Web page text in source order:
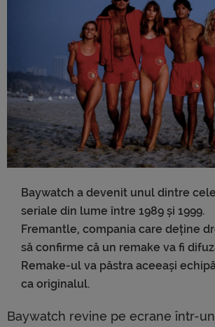
Baywatch a devenit unul dintre
seriale din lume între 1989 și 1999.
Fremantle, compania care deține
să confirme că un remake va fi
Remake-ul va păstra aceeași
ca originalul.
Baywatch revine pe ecrane într-